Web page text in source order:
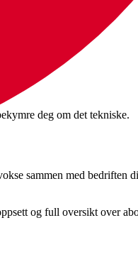
deg om det tekniske.
sammen med bedriften
og full oversikt over